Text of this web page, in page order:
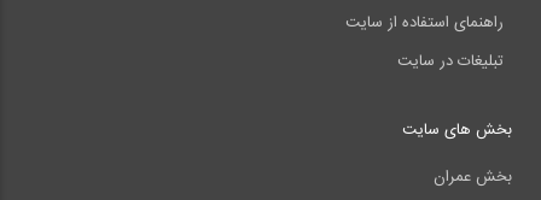
راهنمای استفاده از سایت
تبلیغات در سایت
بخش های سایت
بخش عمران